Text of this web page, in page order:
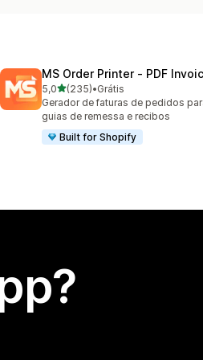
MS Order Printer ‑ PDF
5,0de 5 estrelas
(235)
235 avaliações ao todo
•Grátis
Gerador de faturas de pedidos
guias de remessa e recibos
Built for Shopify